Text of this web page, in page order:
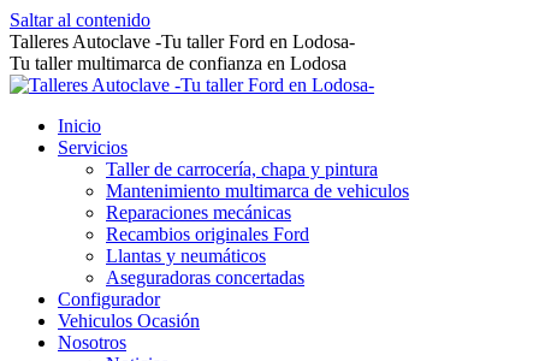
Saltar al contenido
Talleres Autoclave -Tu taller Ford en Lodosa-
Tu taller multimarca de confianza en Lodosa
Inicio
Servicios
Taller de carrocería, chapa y pintura
Mantenimiento multimarca de vehiculos
Reparaciones mecánicas
Recambios originales Ford
Llantas y neumáticos
Aseguradoras concertadas
Configurador
Vehiculos Ocasión
Nosotros